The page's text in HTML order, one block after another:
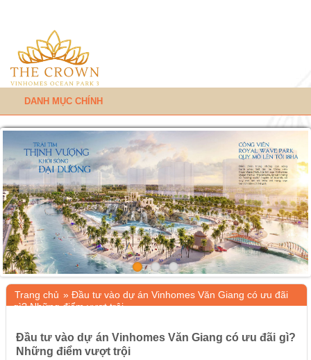
DANH MỤC CHÍNH
Trang chủ » Đầu tư vào dự án Vinhomes Văn Giang có ưu đãi
gì? Những điểm vượt trội
Đầu tư vào dự án Vinhomes Văn Giang có ưu đãi gì?
Những điểm vượt trội